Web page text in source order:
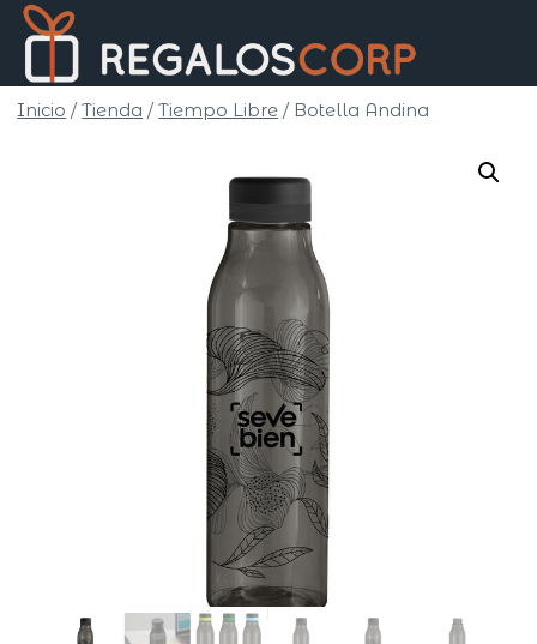
Saltar
contenido
Inicio / Tienda / Tiempo Libre / Botella Andina